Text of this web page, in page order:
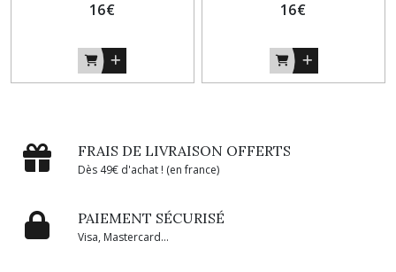
16€ 16€
FRAIS DE LIVRAISON OFFERTS
Dès 49€ d'achat ! (en france)
PAIEMENT SÉCURISÉ
Visa, Mastercard...